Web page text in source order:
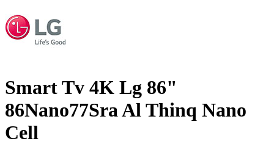
Smart Tv 4K Lg 86"
86Nano77Sra Al Thinq Nano
Cell